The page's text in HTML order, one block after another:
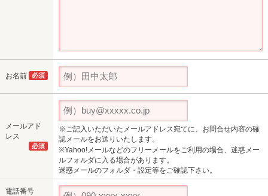
お名前 必須
メールアド
レス
必須
※ご記入いただいたメールアドレス宛てに、お問合せ内容の確
認メールをお送りいたします。
※Yahoo!メールなどのフリーメールをご利用の場合、迷惑メー
ルフォルダに入る場合があります。
迷惑メールのフォルダ・設定等をご確認下さい。
電話番号